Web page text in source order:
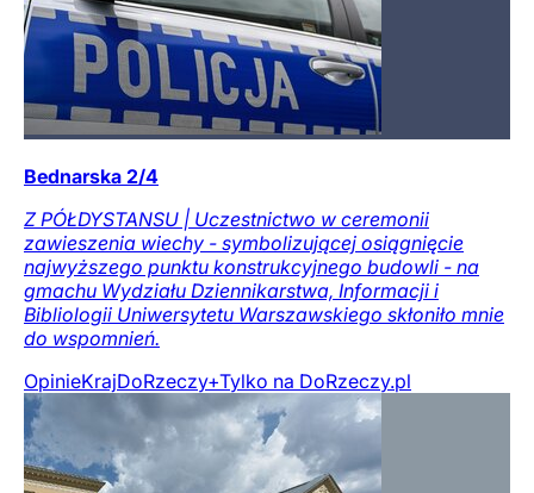
Bednarska 2/4
Z PÓŁDYSTANSU | Uczestnictwo w ceremonii
zawieszenia wiechy - symbolizującej osiągnięcie
najwyższego punktu konstrukcyjnego budowli - na
gmachu Wydziału Dziennikarstwa, Informacji i
Bibliologii Uniwersytetu Warszawskiego skłoniło mnie
do wspomnień.
OpinieKrajDoRzeczy+Tylko na DoRzeczy.pl